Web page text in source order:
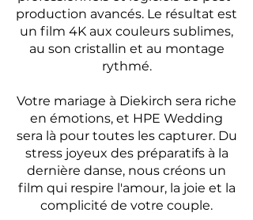
production avancés. Le résultat est
un film 4K aux couleurs sublimes,
au son cristallin et au montage
rythmé.
Votre mariage à Diekirch sera riche
en émotions, et HPE Wedding
sera là pour toutes les capturer. Du
stress joyeux des préparatifs à la
dernière danse, nous créons un
film qui respire l'amour, la joie et la
complicité de votre couple.